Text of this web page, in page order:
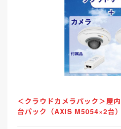
＜クラウドカメラパック＞屋
台パック（AXIS M5054×2台）